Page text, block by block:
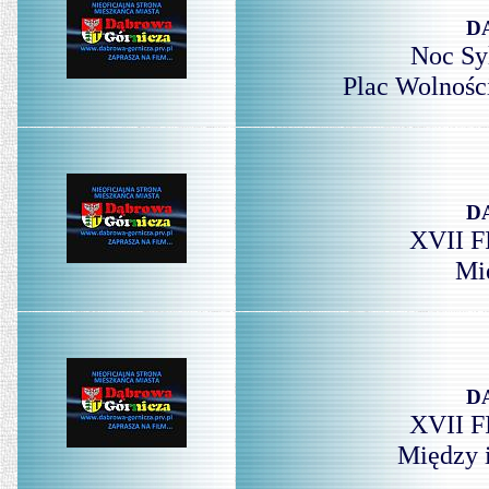
Noc
Plac
XVII
XVII
Między